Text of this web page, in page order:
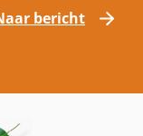
bericht